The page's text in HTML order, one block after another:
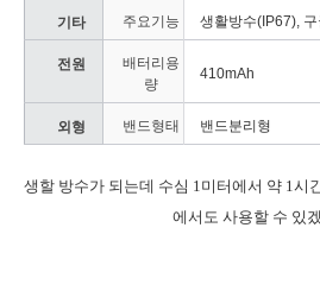
기타 주요기능 생활방수(IP67),
전원
배터리용
량
410mAh
외형 밴드형태 밴드분리형
생할 방수가 되는데 수심 1미터에서 약 1시
에서도 사용할 수 있